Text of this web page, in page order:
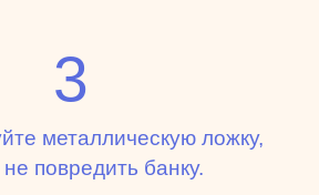
3
металлическую ложку,
повредить банку.